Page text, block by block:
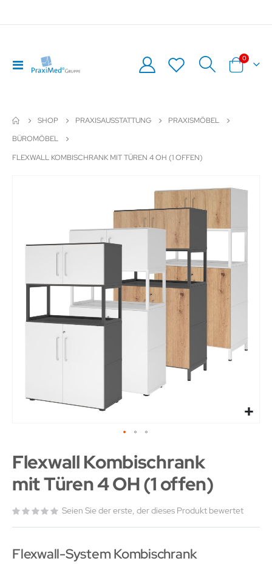
Navigation
umschalten
Warenkorb
0Artikel
SHOP PRAXISAUSSTATTUNG
PRAXISMÖBEL
BÜROMÖBEL
FLEXWALL KOMBISCHRANK MIT TÜREN 4 OH (1 OFFEN)
Flexwall Kombischrank
mit Türen 4 OH (1 offen)
Seien Sie der erste, der dieses Produkt bewertet
Flexwall-System Kombischrank